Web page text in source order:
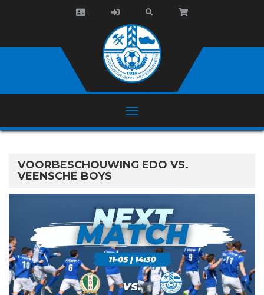
VOORBESCHOUWING EDO VS.
VEENSCHE BOYS